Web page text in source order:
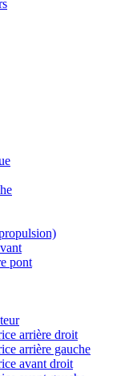
pont
arrière droit
arrière gauche
avant droit